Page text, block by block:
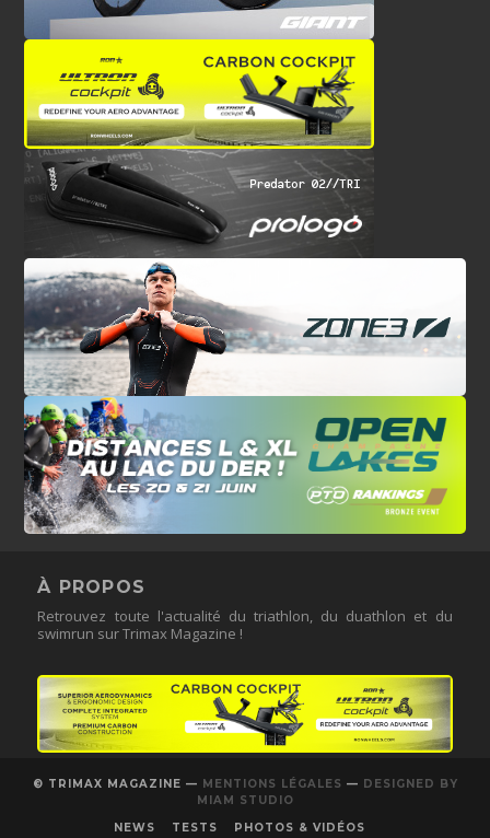
À PROPOS
Retrouvez toute l'actualité du triathlon, du duathlon et du
swimrun sur Trimax Magazine !
© TRIMAX MAGAZINE — MENTIONS LÉGALES — DESIGNED BY
MIAM STUDIO
NEWS
TESTS PHOTOS & VIDÉOS